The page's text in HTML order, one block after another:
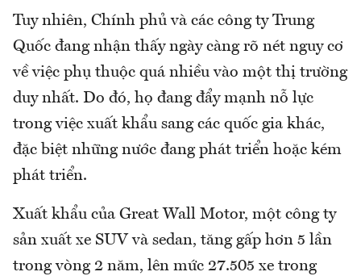
Tuy nhiên, Chính phủ và các công ty Trung
Quốc đang nhận thấy ngày càng rõ nét nguy cơ
về việc phụ thuộc quá nhiều vào một thị trường
duy nhất. Do đó, họ đang đẩy mạnh nỗ lực
trong việc xuất khẩu sang các quốc gia khác,
đặc biệt những nước đang phát triển hoặc kém
phát triển.
Xuất khẩu của Great Wall Motor, một công ty
sản xuất xe SUV và sedan, tăng gấp hơn 5 lần
trong vòng 2 năm, lên mức 27.505 xe trong